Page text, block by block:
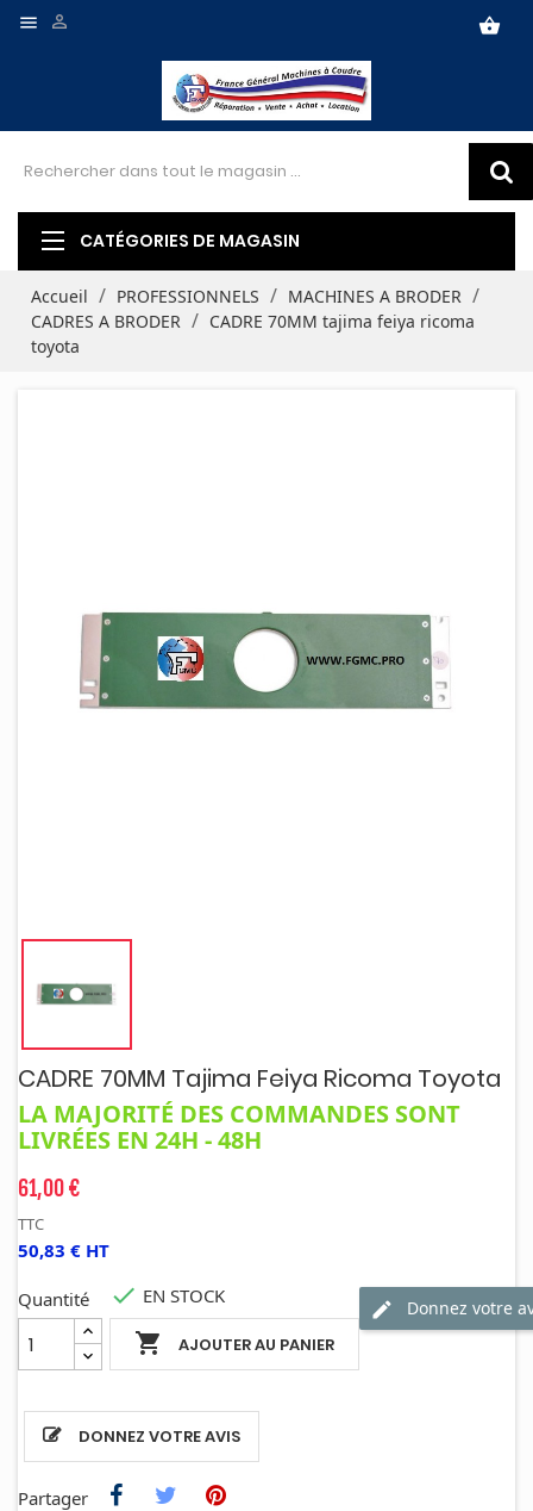
 shopping_basket

CATÉGORIES DE MAGASIN
Accueil PROFESSIONNELS
MACHINES A BRODER
CADRES A BRODER
CADRE 70MM tajima feiya ricoma
toyota
CADRE 70MM Tajima Feiya Ricoma Toyota
LA MAJORITÉ DES COMMANDES SONT
LIVRÉES EN 24H - 48H
61,00 €
TTC
50,83 € HT
Quantité
 AJOUTER AU PANIER
 EN STOCK
DONNEZ VOTRE AVIS
Donnez votre
Partager